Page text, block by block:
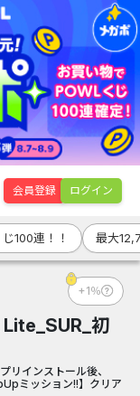
会員登録 ログイン
100連！！ 最大
+1％
初
リインストール後、
ミッション!!】クリア